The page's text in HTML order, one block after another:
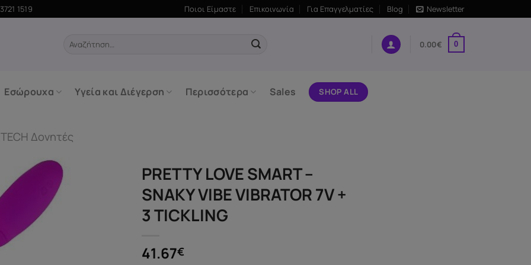
1519 Ποιοι Είμαστε Επικοινωνία Για Επαγγελματίες Blog Newsletter
Αναζήτηση
0.00€ 0
Εσώρουχα Υγεία και Διέγερση Περισσότερα Sales SHOP ALL
Δονητές
PRETTY LOVE SMART –
SNAKY VIBE VIBRATOR 7V +
3 TICKLING
41.67€